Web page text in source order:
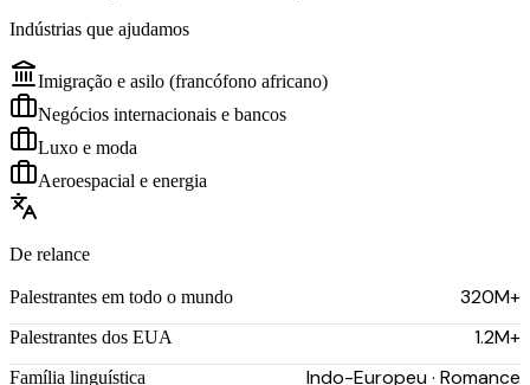
Indústrias que ajudamos
Imigração e asilo (francófono africano)
Negócios internacionais e bancos
Luxo e moda
Aeroespacial e energia
De relance
Palestrantes em todo o mundo 320M+
Palestrantes dos EUA 1.2M+
Família linguística Indo-Europeu · Romance